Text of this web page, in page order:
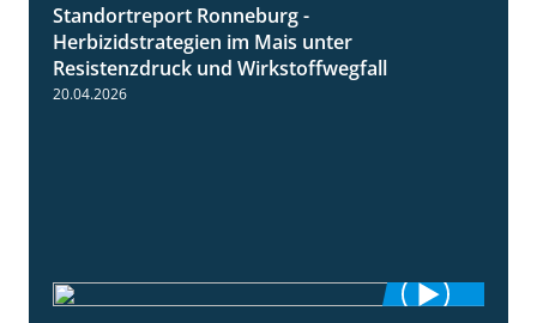
Standortreport Ronneburg -
Herbizidstrategien im Mais unter
Resistenzdruck und Wirkstoffwegfall
20.04.2026